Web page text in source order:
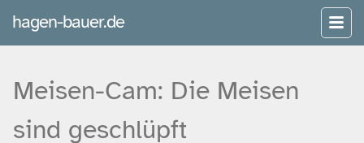
hagen-bauer.de
Meisen-Cam: Die Meisen
sind geschlüpft